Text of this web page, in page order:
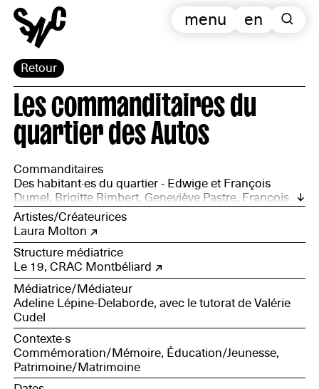
Retour
en
menu
Les commanditaires du
quartier des Autos
Commanditaires
Des habitant·es du quartier - Edwige et François
Dumel, Brigitte Rimbert, Geneviève Pastre, François
Nageleisen - avec l'association Engrenages
artistiques, Patrimoine et Transmission. Et le soutien
des habitant·es et acteur·ices d'Audincourt pour un
développement et une valorisation du patrimoine
industriel, ouvrier et artistique du quartier des Autos
Artistes/Créateurices
Laura Molton
Structure médiatrice
Le 19, CRAC Montbéliard
Médiatrice/Médiateur
Adeline Lépine-Delaborde, avec le tutorat de Valérie
Cudel
Contexte·s
Commémoration/Mémoire, Éducation/Jeunesse,
Patrimoine/Matrimoine